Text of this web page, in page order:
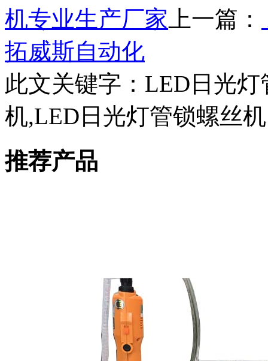
机专业生产厂家 上一篇：
拓威斯自动化
此文关键字： LED日光灯
机,LED日光灯管锁螺丝机
推荐产品